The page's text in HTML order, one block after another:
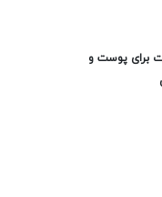
برای پوست و